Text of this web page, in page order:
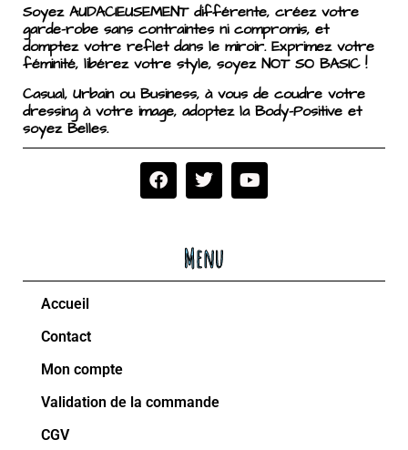
Soyez AUDACIEUSEMENT différente, créez votre
garde-robe sans contraintes ni compromis, et
domptez votre reflet dans le miroir. Exprimez votre
féminité, libérez votre style, soyez NOT SO BASIC !
Casual, Urbain ou Business, à vous de coudre votre
dressing à votre image, adoptez la Body-Positive et
soyez Belles.
Menu
Accueil
Contact
Mon compte
Validation de la commande
CGV